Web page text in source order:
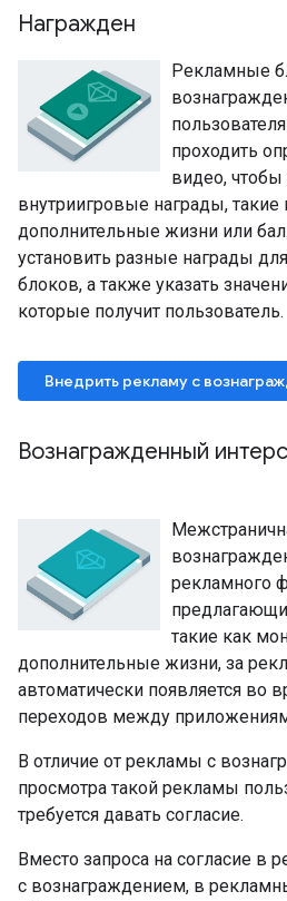
Награжден
Рекламные
проходить
видео, чтобы
внутриигровые награды,
дополнительные жизни или
установить разные награды
блоков, а также указать
которые получит пользователь.
Внедрить рекламу с
Вознагражденный
рекламного
такие как
дополнительные жизни, за
автоматически появляется во
переходов между
В отличие от рекламы с
просмотра такой рекламы
требуется давать согласие.
Вместо запроса на согласие в
с вознаграждением, в